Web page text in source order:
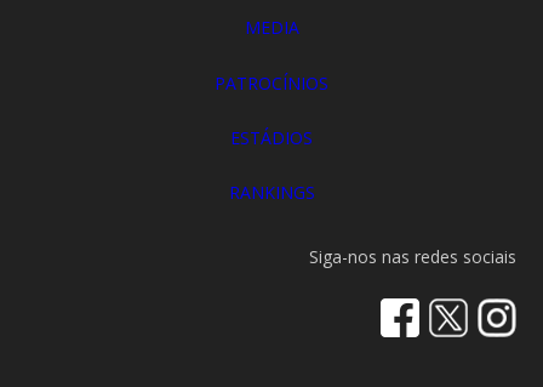
MEDIA
PATROCÍNIOS
ESTÁDIOS
RANKINGS
Siga-nos nas redes sociais